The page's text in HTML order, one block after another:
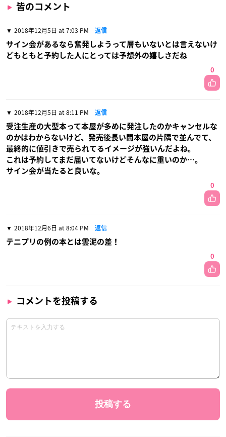
皆のコメント
2018年12月5日 at 7:03 PM 返信
サイン会があるなら奮発しようって層もいないとは言えないけ
どもともと予約した人にとっては予想外の嬉しさだね
0
2018年12月5日 at 8:11 PM 返信
受注生産の大型本って本屋が多めに発注したのかキャンセルな
のかはわからないけど、発売後長い間本屋の片隅で並んでて、
最終的に値引きで売られてるイメージが強いんだよね。
これは予約してまだ届いてないけどそんなに重いのか…。
サイン会が当たると良いな。
0
2018年12月6日 at 8:04 PM 返信
テニプリの例の本とは雲泥の差！
0
コメントを投稿する